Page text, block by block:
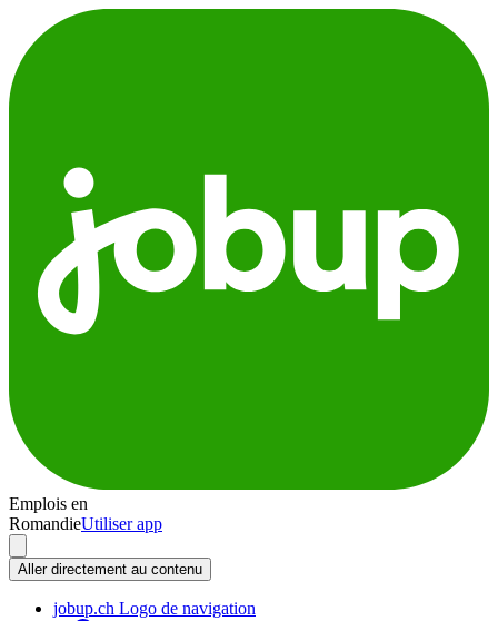
Emplois en
RomandieUtiliser app
Aller directement au contenu
jobup.ch Logo de navigation